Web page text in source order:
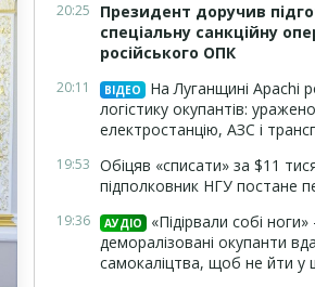
20:25
Президент доручив
спеціальну санкційну
російського ОПК
20:11 ВІДЕО
На Луганщині Apachi
логістику окупантів: уражено
електростанцію, АЗС і
19:53 Обіцяв «списати» за $11
підполковник НГУ постане
19:36 АУДІО
«Підірвали собі
деморалізовані окупанти
самокаліцтва, щоб не йти у